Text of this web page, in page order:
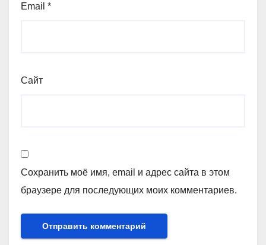
Email *
Сайт
Сохранить моё имя, email и адрес сайта в этом
браузере для последующих моих комментариев.